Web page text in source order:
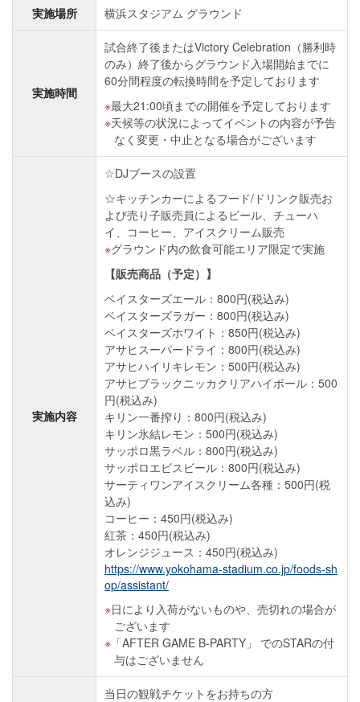
実施場所 横浜スタジアム グラウンド
実施時間
試合終了後またはVictory Celebration（勝利時
のみ）終了後からグラウンド入場開始までに
60分間程度の転換時間を予定しております
最大21:00頃までの開催を予定しております
天候等の状況によってイベントの内容が予告
なく変更・中止となる場合がございます
実施内容
☆DJブースの設置
☆キッチンカーによるフード/ドリンク販売お
よび売り子販売員によるビール、チューハ
イ、コーヒー、アイスクリーム販売
グラウンド内の飲食可能エリア限定で実施
【販売商品（予定）】
ベイスターズエール：800円(税込み)
ベイスターズラガー：800円(税込み)
ベイスターズホワイト：850円(税込み)
アサヒスーパードライ：800円(税込み)
アサヒハイリキレモン：500円(税込み)
アサヒブラックニッカクリアハイボール：500
円(税込み)
キリン一番搾り：800円(税込み)
キリン氷結レモン：500円(税込み)
サッポロ黒ラベル：800円(税込み)
サッポロエビスビール：800円(税込み)
サーティワンアイスクリーム各種：500円(税
込み)
コーヒー：450円(税込み)
紅茶：450円(税込み)
オレンジジュース：450円(税込み)
https://www.yokohama-stadium.co.jp/foods-sh
op/assistant/
日により入荷がないものや、売切れの場合が
ございます
「AFTER GAME B-PARTY」 でのSTARの付
与はございません
当日の観戦チケットをお持ちの方